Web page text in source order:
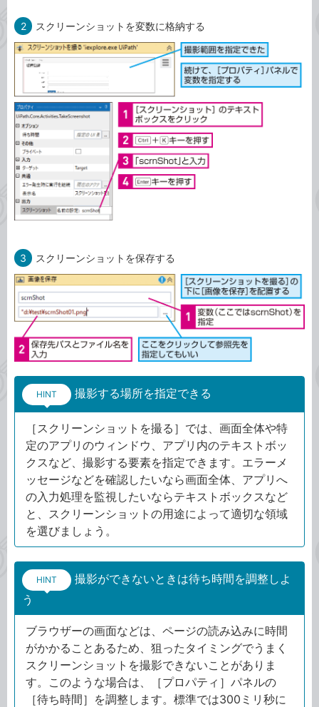
2 スクリーンショットを変数に格納する
3 スクリーンショットを保存する
HINT 撮影する場所を指定できる
［スクリーンショットを撮る］では、画面全体や特
定のアプリのウィンドウ、アプリ内のテキストボッ
クスなど、撮影する要素を指定できます。エラーメ
ッセージなどを確認したいなら画面全体、アプリへ
の入力処理を監視したいならテキストボックスなど
と、スクリーンショットの用途によって適切な領域
を選びましょう。
HINT
撮影ができないときは待ち時間を調整しよ
う
ブラウザーの画面などは、ページの読み込みに時間
がかかることあるため、狙ったタイミングでうまく
スクリーンショットを撮影できないことがありま
す。このような場合は、［プロパティ］パネルの
［待ち時間］を調整します。標準では300ミリ秒に